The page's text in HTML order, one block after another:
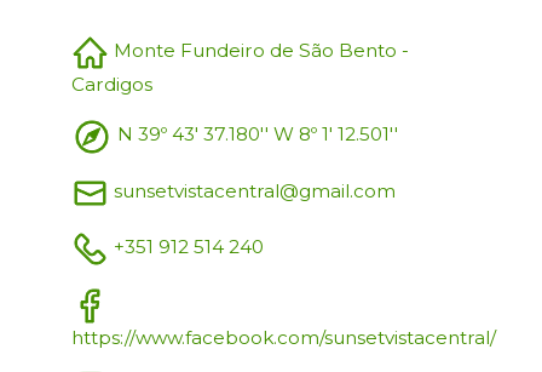
Monte Fundeiro de São Bento -
Cardigos
N 39º 43' 37.180'' W 8º 1' 12.501''
sunsetvistacentral@gmail.com
+351 912 514 240
https://www.facebook.com/sunsetvistacentral/